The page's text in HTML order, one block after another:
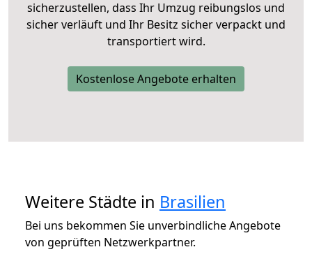
sicherzustellen, dass Ihr Umzug reibungslos und
sicher verläuft und Ihr Besitz sicher verpackt und
transportiert wird.
Kostenlose Angebote erhalten
Weitere Städte in Brasilien
Bei uns bekommen Sie unverbindliche Angebote
von geprüften Netzwerkpartner.